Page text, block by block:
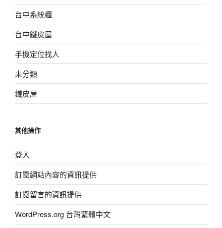
台中系統櫃
台中鐵皮屋
手機定位找人
未分類
鐵皮屋
其他操作
登入
訂閱網站內容的資訊提供
訂閱留言的資訊提供
WordPress.org 台灣繁體中文